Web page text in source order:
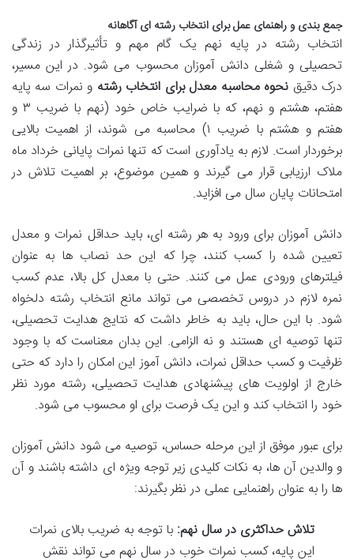
جمع بندی و راهنمای عمل برای انتخاب رشته ای آگاهانه
انتخاب رشته در پایه نهم یک گام مهم و تأثیرگذار در زندگی
تحصیلی و شغلی دانش آموزان محسوب می شود. در این مسیر،
درک دقیق نحوه محاسبه معدل برای انتخاب رشته و نمرات سه پایه
هفتم، هشتم و نهم، که با ضرایب خاص خود (نهم با ضریب ۳ و
هفتم و هشتم با ضریب ۱) محاسبه می شوند، از اهمیت بالایی
برخوردار است. لازم به یادآوری است که تنها نمرات پایانی خرداد ماه
ملاک ارزیابی قرار می گیرند و همین موضوع، بر اهمیت تلاش در
امتحانات پایان سال می افزاید.
دانش آموزان برای ورود به هر رشته ای، باید حداقل نمرات و معدل
تعیین شده را کسب کنند، چرا که این حد نصاب ها به عنوان
فیلترهای ورودی عمل می کنند. حتی با معدل کل بالا، عدم کسب
نمره لازم در دروس تخصصی می تواند مانع انتخاب رشته دلخواه
شود. با این حال، باید به خاطر داشت که نتایج هدایت تحصیلی،
تنها توصیه ای هستند و نه الزامی. این بدان معناست که با وجود
ظرفیت و کسب حداقل نمرات، دانش آموز این امکان را دارد که حتی
خارج از اولویت های پیشنهادی هدایت تحصیلی، رشته مورد نظر
خود را انتخاب کند و این یک فرصت برای او محسوب می شود.
برای عبور موفق از این مرحله حساس، توصیه می شود دانش آموزان
و والدین آن ها، به نکات کلیدی زیر توجه ویژه ای داشته باشند و آن
ها را به عنوان راهنمایی عملی در نظر بگیرند:
تلاش حداکثری در سال نهم: با توجه به ضریب بالای نمرات
این پایه، کسب نمرات خوب در سال نهم می تواند نقش